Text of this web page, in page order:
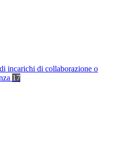
incarichi di collaborazione o
17